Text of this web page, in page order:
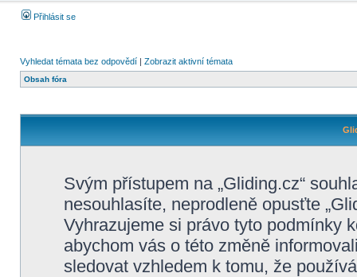
Přihlásit se
Vyhledat témata bez odpovědí | Zobrazit aktivní témata
Obsah fóra
Svým přístupem na „Gliding.cz“
nesouhlasíte, neprodleně opusťte
Vyhrazujeme si právo tyto podmínky
abychom vás o této změně
sledovat vzhledem k tomu, že